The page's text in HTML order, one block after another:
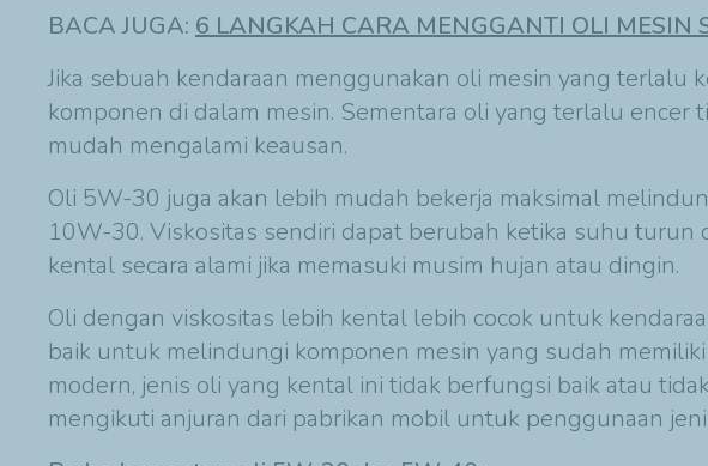
BACA JUGA: 6 LANGKAH CARA MENGGANTI OLI MESIN
Jika sebuah kendaraan menggunakan oli mesin yang terlalu
komponen di dalam mesin. Sementara oli yang terlalu
mudah mengalami keausan.
Oli 5W-30 juga akan lebih mudah bekerja maksimal
10W-30. Viskositas sendiri dapat berubah ketika suhu turun
kental secara alami jika memasuki musim hujan atau dingin.
Oli dengan viskositas lebih kental lebih cocok untuk
baik untuk melindungi komponen mesin yang sudah
modern, jenis oli yang kental ini tidak berfungsi baik atau
mengikuti anjuran dari pabrikan mobil untuk penggunaan